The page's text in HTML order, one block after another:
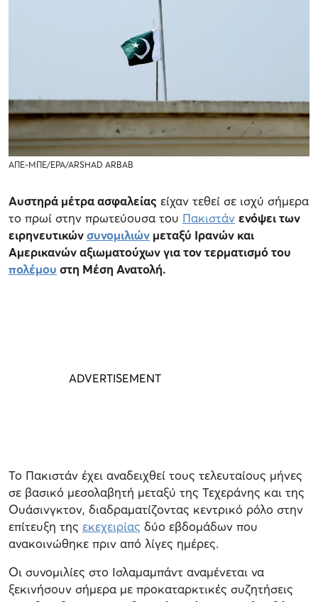
ΑΠΕ-ΜΠΕ/EPA/ARSHAD ARBAB
Αυστηρά μέτρα ασφαλείας είχαν τεθεί σε ισχύ σήμερα
το πρωί στην πρωτεύουσα του Πακιστάν ενόψει των
ειρηνευτικώνσυνομιλιών μεταξύ Ιρανών και
Αμερικανών αξιωματούχων για τον τερματισμό του
πολέμου στη Μέση Ανατολή.
Το Πακιστάν έχει αναδειχθεί τους τελευταίους μήνες
σε βασικό μεσολαβητή μεταξύ της Τεχεράνης και της
Ουάσινγκτον, διαδραματίζοντας κεντρικό ρόλο στην
επίτευξη της εκεχειρίας δύο εβδομάδων που
ανακοινώθηκε πριν από λίγες ημέρες.
Οι συνομιλίες στο Ισλαμαμπάντ αναμένεται να
ξεκινήσουν σήμερα με προκαταρκτικές συζητήσεις